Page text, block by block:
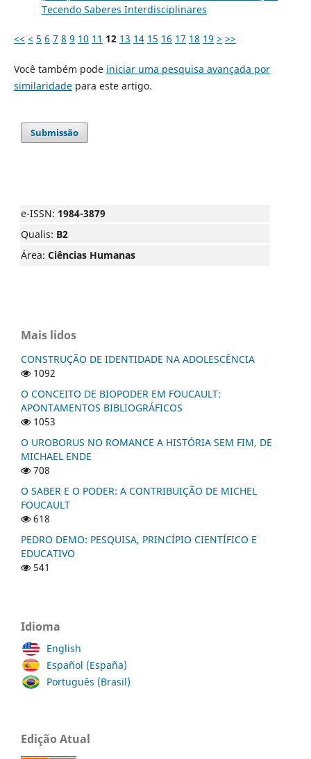
Tecendo Saberes Interdisciplinares
<< < 5 6 7 8 9 10 11 12 13 14 15 16 17 18 19 > >>
Você também pode iniciar uma pesquisa avançada por
similaridadepara este artigo.
Submissão
e-ISSN: 1984-3879
Qualis: B2
Área: Ciências Humanas
Mais lidos
CONSTRUÇÃO DE IDENTIDADE NA ADOLESCÊNCIA
1092
O CONCEITO DE BIOPODER EM FOUCAULT:
APONTAMENTOS BIBLIOGRÁFICOS
1053
O UROBORUS NO ROMANCE A HISTÓRIA SEM FIM, DE
MICHAEL ENDE
708
O SABER E O PODER: A CONTRIBUIÇÃO DE MICHEL
FOUCAULT
618
PEDRO DEMO: PESQUISA, PRINCÍPIO CIENTÍFICO E
EDUCATIVO
541
Idioma
English
Español (España)
Português (Brasil)
Edição Atual